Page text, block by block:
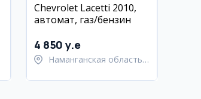
Chevrolet Lacetti 2010,
автомат, газ/бензин
4 850 y.e
Наманганская область,